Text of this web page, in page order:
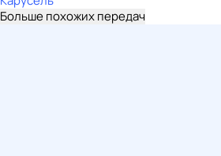
Больше похожих передач